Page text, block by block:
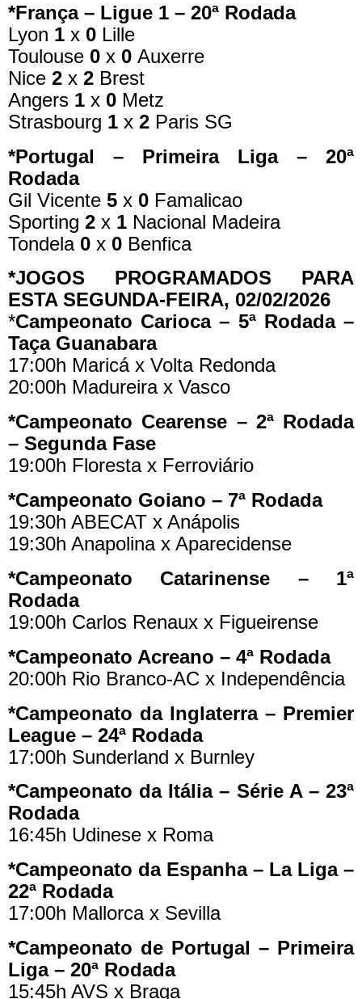
*França – Ligue 1 – 20ª Rodada
Lyon 1 x 0 Lille
Toulouse 0 x 0 Auxerre
Nice 2 x 2 Brest
Angers 1 x 0 Metz
Strasbourg 1 x 2 Paris SG
*Portugal – Primeira Liga – 20ª
Rodada
Gil Vicente 5 x 0 Famalicao
Sporting 2 x 1 Nacional Madeira
Tondela 0 x 0 Benfica
*JOGOS PROGRAMADOS PARA
ESTA SEGUNDA-FEIRA, 02/02/2026
*Campeonato Carioca – 5ª Rodada –
Taça Guanabara
17:00h Maricá x Volta Redonda
20:00h Madureira x Vasco
*Campeonato Cearense – 2ª Rodada
– Segunda Fase
19:00h Floresta x Ferroviário
*Campeonato Goiano – 7ª Rodada
19:30h ABECAT x Anápolis
19:30h Anapolina x Aparecidense
*Campeonato Catarinense – 1ª
Rodada
19:00h Carlos Renaux x Figueirense
*Campeonato Acreano – 4ª Rodada
20:00h Rio Branco-AC x Independência
*Campeonato da Inglaterra – Premier
League – 24ª Rodada
17:00h Sunderland x Burnley
*Campeonato da Itália – Série A – 23ª
Rodada
16:45h Udinese x Roma
*Campeonato da Espanha – La Liga –
22ª Rodada
17:00h Mallorca x Sevilla
*Campeonato de Portugal – Primeira
Liga – 20ª Rodada
15:45h AVS x Braga